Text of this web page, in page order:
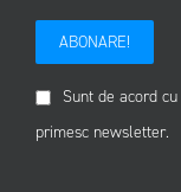
ABONARE!
Sunt de acord cu
primesc newsletter.